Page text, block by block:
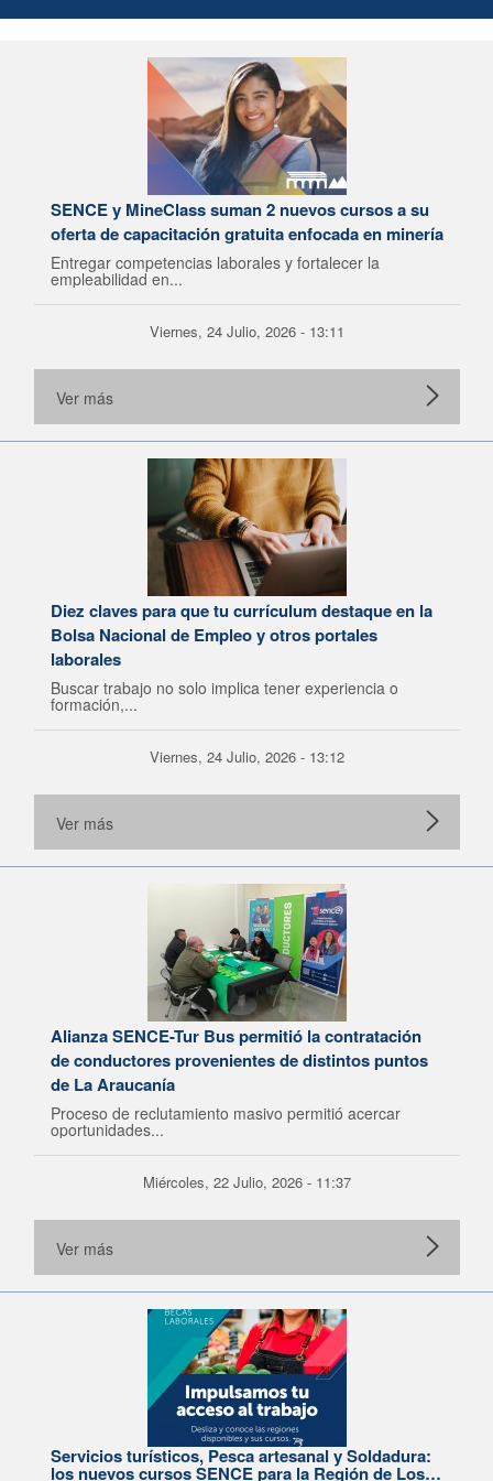
SENCE y MineClass suman 2 nuevos cursos a su
oferta de capacitación gratuita enfocada en minería
Entregar competencias laborales y fortalecer la
empleabilidad en...
Viernes, 24 Julio, 2026 - 13:11
Ver más
Diez claves para que tu currículum destaque en la
Bolsa Nacional de Empleo y otros portales
laborales
Buscar trabajo no solo implica tener experiencia o
formación,...
Viernes, 24 Julio, 2026 - 13:12
Ver más
Alianza SENCE-Tur Bus permitió la contratación
de conductores provenientes de distintos puntos
de La Araucanía
Proceso de reclutamiento masivo permitió acercar
oportunidades...
Miércoles, 22 Julio, 2026 - 11:37
Ver más
Servicios turísticos, Pesca artesanal y Soldadura:
los nuevos cursos SENCE para la Región de Los